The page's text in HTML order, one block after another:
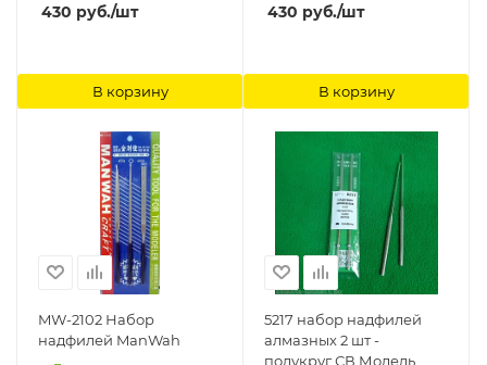
430 руб./шт
В корзину
430 руб./шт
В корзину
MW-2102 Набор
надфилей ManWah
5217 набор надфилей
алмазных 2 шт -
полукруг СВ Модель